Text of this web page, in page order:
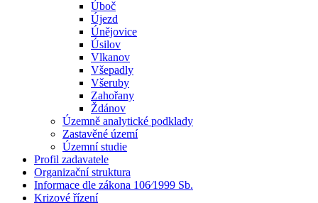
Úboč
Újezd
Únějovice
Úsilov
Vlkanov
Všepadly
Všeruby
Zahořany
Ždánov
Územně analytické podklady
Zastavěné území
Územní studie
Profil zadavatele
Organizační struktura
Informace dle zákona 106⁄1999 Sb.
Krizové řízení